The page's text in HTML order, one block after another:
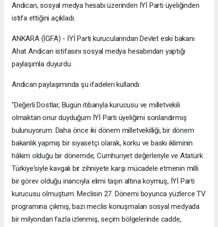
Andican, sosyal medya hesabı üzerinden İYİ Parti üyeliğinden
istifa ettiğini açıkladı.
ANKARA (İGFA) - İYİ Parti kurucularından Devlet eski bakanı
Ahat Andican istifasını sosyal medya hesabından yaptığı
paylaşımla duyurdu.
Andican paylaşımında şu ifadeleri kullandı:
"Değerli Dostlar, Bugün itibarıyla kurucusu ve milletvekili
olmaktan onur duyduğum İYİ Parti üyeliğimi sonlandırmış
bulunuyorum. Daha önce iki dönem milletvekilliği, bir dönem
bakanlık yapmış bir siyasetçi olarak, korku ve baskı ikliminin
hâkim olduğu bir dönemde, Cumhuriyet değerleriyle ve Atatürk
Türkiye'siyle kavgalı bir zihniyete karşı mücadele etmenin milli
bir görev olduğu inancıyla elimi taşın altına koymuş, İYİ Parti
kurucusu olmuştum. Meclisin 27. Dönemi boyunca yüzlerce TV
programına çıkmış, bazı meclis konuşmaları sosyal medyada
bir milyondan fazla izlenmiş, seçim bölgelerinde cadde,